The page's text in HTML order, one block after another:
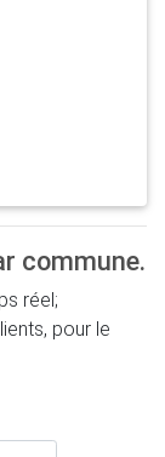
commune.
réel;
pour le